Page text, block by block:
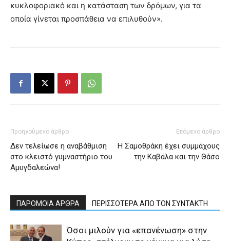
κυκλοφοριακό και η κατάσταση των δρόμων, για τα
οποία γίνεται προσπάθεια να επιλυθούν».
Προηγούμενο άρθρο
Δεν τελείωσε η αναβάθμιση
στο κλειστό γυμναστήριο του
Αμυγδαλεώνα!
Επόμενο άρθρο
Η Σαμοθράκη έχει συμμάχους
την Καβάλα και την Θάσο
ΠΑΡΟΜΟΙΑ ΑΡΘΡΑ ΠΕΡΙΣΣΟΤΕΡΑ ΑΠΟ ΤΟΝ ΣΥΝΤΑΚΤΗ
Όσοι μιλούν για «επανένωση» στην